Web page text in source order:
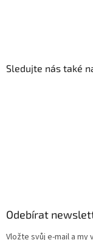
Sledujte nás také
Odebírat
Vložte svůj e-mail a